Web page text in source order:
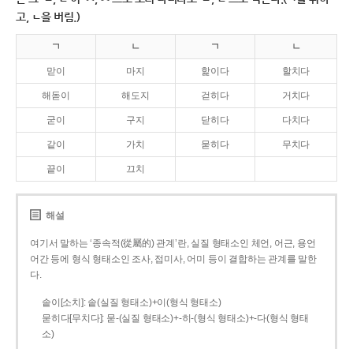
고, ㄴ을 버림.)
ㄱ ㄴ ㄱ ㄴ
맏이 마지 핥이다 할치다
해돋이 해도지 걷히다 거치다
굳이 구지 닫히다 다치다
같이 가치 묻히다 무치다
끝이 끄치
해설
여기서 말하는 ‘종속적(從屬的) 관계’란, 실질 형태소인 체언, 어근, 용언
어간 등에 형식 형태소인 조사, 접미사, 어미 등이 결합하는 관계를 말한
다.
솥이[소치]: 솥(실질 형태소)+이(형식 형태소)
묻히다[무치다]: 묻­-(실질 형태소)+­-히­-(형식 형태소)+-다(형식 형태
소)